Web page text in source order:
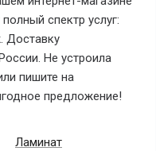
спектр услуг:
Доставку
Не устроила
пишите на
предложение!
Ламинат